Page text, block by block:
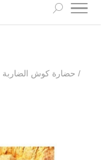
حضارة كوش الضاربة /